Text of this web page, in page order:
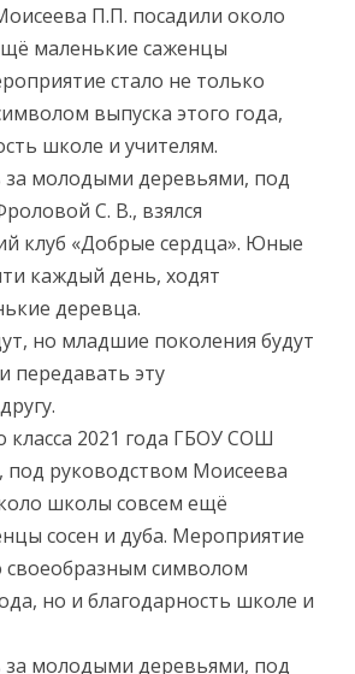
П.П. посадили около
маленькие саженцы
стало не только
выпуска этого года,
школе и учителям.
молодыми деревьями, под
С. В., взялся
клуб «Добрые сердца». Юные
каждый день, ходят
деревца.
но младшие поколения будут
передавать эту
класса 2021 года ГБОУ СОШ
под руководством Моисеева
школы совсем ещё
сосен и дуба. Мероприятие
своеобразным символом
но и благодарность школе и
молодыми деревьями, под